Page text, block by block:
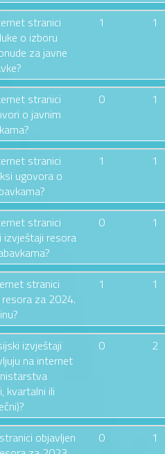
stranici
o izboru
za javne
1 1
stranici
o javnim
0 1
stranici
ugovora o
1 1
stranici
izvještaji resora
0 1
stranici
za 2024.
1 1
izvještaji
na internet
kvartalni ili
0 2
objavljen
0 1